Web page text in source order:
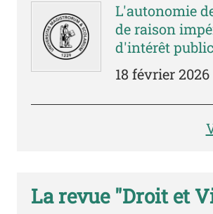
L'autonomie
de raison
d'intérêt
18 février 2026
La revue "Droit et